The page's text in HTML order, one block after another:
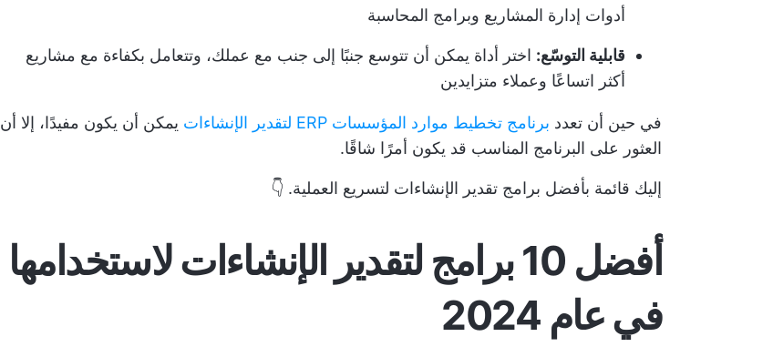
أدوات إدارة المشاريع وبرامج المحاسبة
قابلية التوسّع: اختر أداة يمكن أن تتوسع جنبًا إلى جنب مع عملك، وتتعامل بكفاءة مع مشاريع
أكثر اتساعًا وعملاء متزايدين
في حين أن تعدد برنامج تخطيط موارد المؤسسات ERP لتقدير الإنشاءات
يمكن أن يكون مفيدًا، إلا أن
العثور على البرنامج المناسب قد يكون أمرًا شاقًا.
إليك قائمة بأفضل برامج تقدير الإنشاءات لتسريع العملية. 👇
أفضل 10 برامج لتقدير الإنشاءات لاستخدامها
في عام 2024